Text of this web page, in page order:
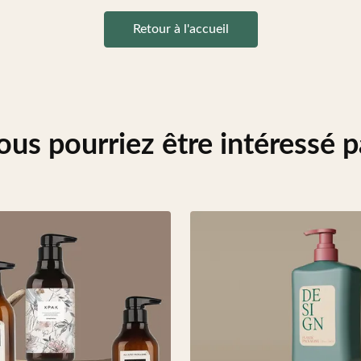
Retour à l'accueil
pourriez être intéressé